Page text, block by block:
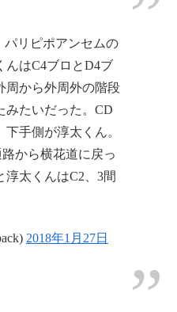
パリピポアンセムの
んはC4ブロとD4ブ
周から外周外の階段
みたいだった。CD
手側が淳太くん。
から横花道に戻っ
淳太くんはC2、3間
2018年1月27日